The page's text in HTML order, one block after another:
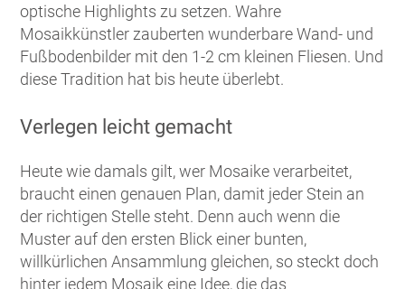
optische Highlights zu setzen. Wahre
Mosaikkünstler zauberten wunderbare Wand- und
Fußbodenbilder mit den 1-2 cm kleinen Fliesen. Und
diese Tradition hat bis heute überlebt.
Verlegen leicht gemacht
Heute wie damals gilt, wer Mosaike verarbeitet,
braucht einen genauen Plan, damit jeder Stein an
der richtigen Stelle steht. Denn auch wenn die
Muster auf den ersten Blick einer bunten,
willkürlichen Ansammlung gleichen, so steckt doch
hinter jedem Mosaik eine Idee, die das